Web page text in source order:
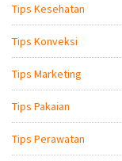
Tips Kesehatan
Tips Konveksi
Tips Marketing
Tips Pakaian
Tips Perawatan